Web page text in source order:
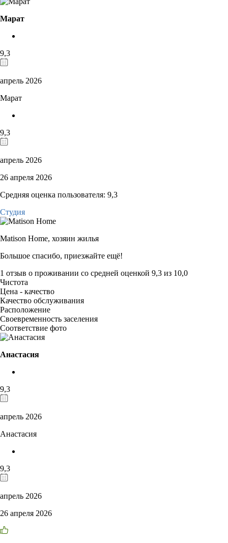
Марат
9,3
апрель 2026
Марат
9,3
апрель 2026
26 апреля 2026
Средняя оценка пользователя: 9,3
Студия
Matison Home, хозяин жилья
Большое спасибо, приезжайте ещё!
1 отзыв о проживании со средней оценкой 9,3 из 10,0
Чистота
Цена - качество
Качество обслуживания
Расположение
Своевременность заселения
Соответствие фото
Анастасия
9,3
апрель 2026
Анастасия
9,3
апрель 2026
26 апреля 2026